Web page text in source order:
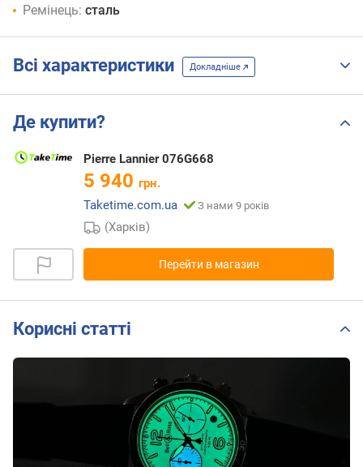
Ремінець: сталь
Всі характеристики Докладніше
Де купити?
Pierre Lannier 076G668
5 940 грн.
Taketime.com.ua
З нами 9 років
(Харків)
Перейти в магазин
Корисні статті